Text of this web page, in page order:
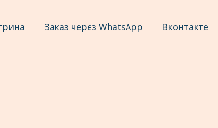
Заказ через WhatsApp Вконтакте